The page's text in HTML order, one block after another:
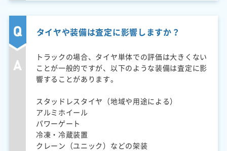
タイヤや装備は査定に影響しますか？
トラックの場合、タイヤ単体での評価は大きくない
ことが一般的ですが、以下のような装備は査定に影
響することがあります。
スタッドレスタイヤ（地域や用途による）
アルミホイール
パワーゲート
冷凍・冷蔵装置
クレーン（ユニック）などの架装